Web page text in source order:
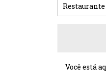
Você está